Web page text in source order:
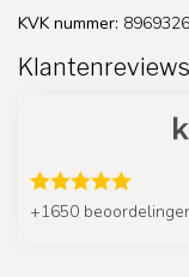
KVK nummer:
+1650